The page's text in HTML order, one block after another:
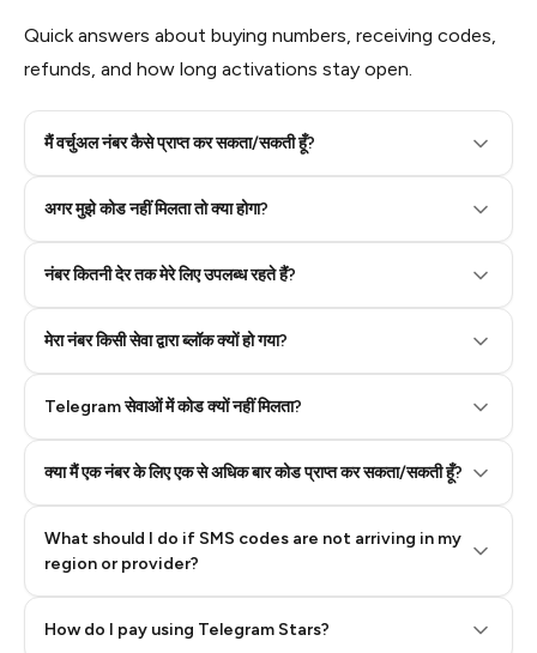
Quick answers about buying numbers, receiving codes,
refunds, and how long activations stay open.
मैं वर्चुअल नंबर कैसे प्राप्त कर सकता/सकती हूँ?
अगर मुझे कोड नहीं मिलता तो क्या होगा?
नंबर कितनी देर तक मेरे लिए उपलब्ध रहते हैं?
मेरा नंबर किसी सेवा द्वारा ब्लॉक क्यों हो गया?
Telegram सेवाओं में कोड क्यों नहीं मिलता?
क्या मैं एक नंबर के लिए एक से अधिक बार कोड प्राप्त कर सकता/सकती हूँ?
What should I do if SMS codes are not arriving in my
region or provider?
How do I pay using Telegram Stars?
Step 2: Buy Stars in Telegram